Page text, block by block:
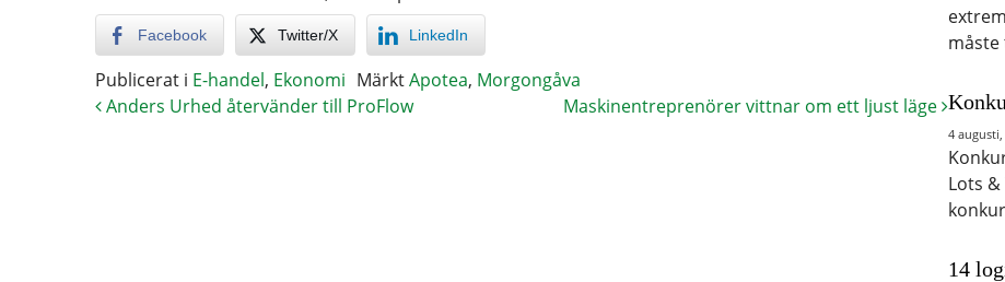
Facebook Twitter/X LinkedIn
Publicerat i E-handel, Ekonomi MärktApotea, Morgongåva
Anders Urhed återvänder till ProFlow
Maskinentreprenörer vittnar om ett ljust läge
4 augusti,
Lots
14